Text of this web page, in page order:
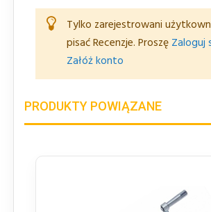
Tylko zarejestrowani
pisać Recenzje. Proszę Zaloguj
Załóż konto
PRODUKTY POWIĄZANE